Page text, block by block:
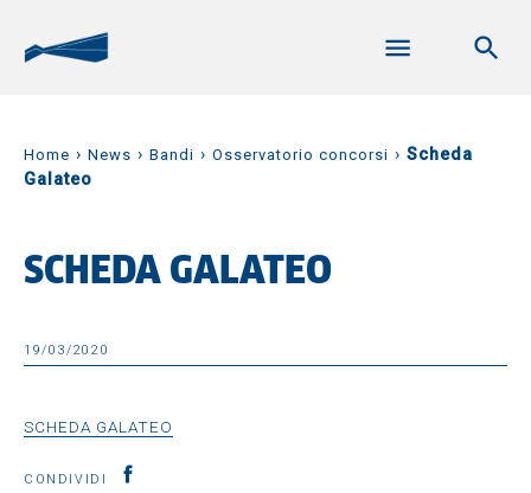
Home › News › Bandi › Osservatorio concorsi › Scheda
Galateo
SCHEDA GALATEO
19/03/2020
SCHEDA GALATEO
CONDIVIDI